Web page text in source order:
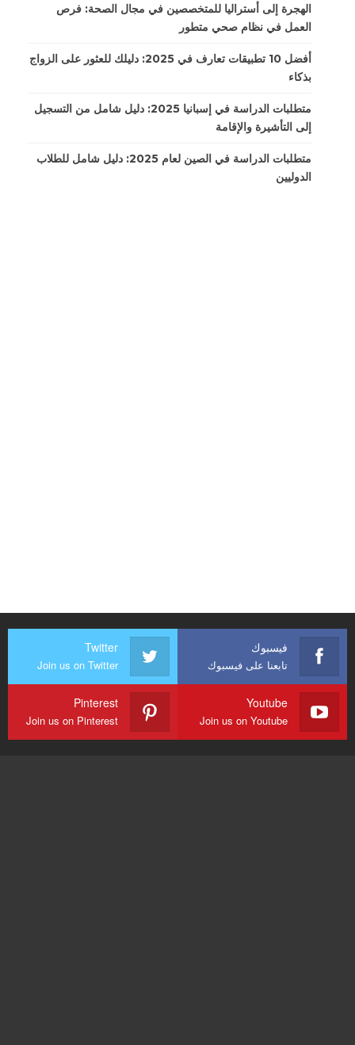
الهجرة إلى أستراليا للمتخصصين في مجال الصحة: فرص
العمل في نظام صحي متطور
أفضل 10 تطبيقات تعارف في 2025: دليلك للعثور على الزواج
بذكاء
متطلبات الدراسة في إسبانيا 2025: دليل شامل من التسجيل
إلى التأشيرة والإقامة
متطلبات الدراسة في الصين لعام 2025: دليل شامل للطلاب
الدوليين
فيسبوك
تابعنا على فيسبوك
Twitter
Join us on Twitter
Youtube
Join us on Youtube
Pinterest
Join us on Pinterest